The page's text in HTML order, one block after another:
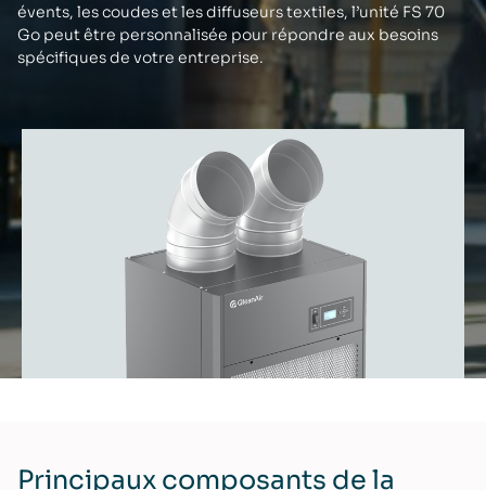
évents, les coudes et les diffuseurs textiles, l’unité FS 70
Go peut être personnalisée pour répondre aux besoins
spécifiques de votre entreprise.
Principaux composants de la